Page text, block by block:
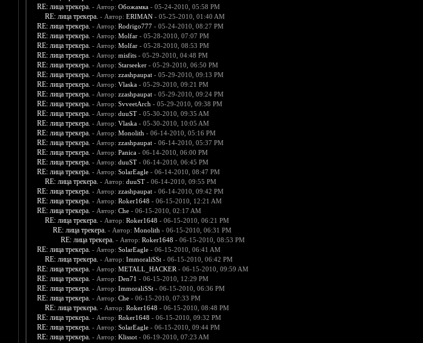
RE: лица трекера. - Автор: Обожамка- 05-24-2010, 05:58 PM
RE: лица трекера. - Автор: ERIMAN- 05-25-2010, 01:40 AM
RE: лица трекера. - Автор: Rodrigo777- 05-24-2010, 08:27 PM
RE: лица трекера. - Автор: Molfar- 05-28-2010, 07:07 PM
RE: лица трекера. - Автор: Molfar- 05-28-2010, 08:53 PM
RE: лица трекера. - Автор: misfits- 05-29-2010, 04:48 PM
RE: лица трекера. - Автор: Starseeker- 05-29-2010, 06:50 PM
RE: лица трекера. - Автор: zzashpaupat- 05-29-2010, 09:13 PM
RE: лица трекера. - Автор: Vlaska- 05-29-2010, 09:21 PM
RE: лица трекера. - Автор: zzashpaupat- 05-29-2010, 09:24 PM
RE: лица трекера. - Автор: SvveetArch - 05-29-2010, 09:38 PM
RE: лица трекера. - Автор: duuST- 05-30-2010, 09:35 AM
RE: лица трекера. - Автор: Vlaska- 05-30-2010, 10:05 AM
RE: лица трекера. - Автор: Monolith - 06-14-2010, 05:16 PM
RE: лица трекера. - Автор: zzashpaupat- 06-14-2010, 05:37 PM
RE: лица трекера. - Автор: Panica- 06-14-2010, 06:00 PM
RE: лица трекера. - Автор: duuST- 06-14-2010, 06:45 PM
RE: лица трекера. - Автор: SolarEagle- 06-14-2010, 08:47 PM
RE: лица трекера. - Автор: duuST- 06-14-2010, 09:55 PM
RE: лица трекера. - Автор: zzashpaupat- 06-14-2010, 09:42 PM
RE: лица трекера. - Автор: Roker1648 - 06-15-2010, 12:21 AM
RE: лица трекера. - Автор: Che- 06-15-2010, 02:17 AM
RE: лица трекера. - Автор: Roker1648 - 06-15-2010, 06:21 PM
RE: лица трекера. - Автор: Monolith - 06-15-2010, 06:31 PM
RE: лица трекера. - Автор: Roker1648 - 06-15-2010, 08:53 PM
RE: лица трекера. - Автор: SolarEagle- 06-15-2010, 06:41 AM
RE: лица трекера. - Автор: ImmoraliSSt- 06-15-2010, 06:42 PM
RE: лица трекера. - Автор: METALL_HACKER - 06-15-2010, 09:59 AM
RE: лица трекера. - Автор: Den71 - 06-15-2010, 12:29 PM
RE: лица трекера. - Автор: ImmoraliSSt- 06-15-2010, 06:36 PM
RE: лица трекера. - Автор: Che- 06-15-2010, 07:33 PM
RE: лица трекера. - Автор: Roker1648 - 06-15-2010, 08:48 PM
RE: лица трекера. - Автор: Roker1648 - 06-15-2010, 09:32 PM
RE: лица трекера. - Автор: SolarEagle- 06-15-2010, 09:44 PM
RE: лица трекера. - Автор: Klissot- 06-19-2010, 07:23 AM